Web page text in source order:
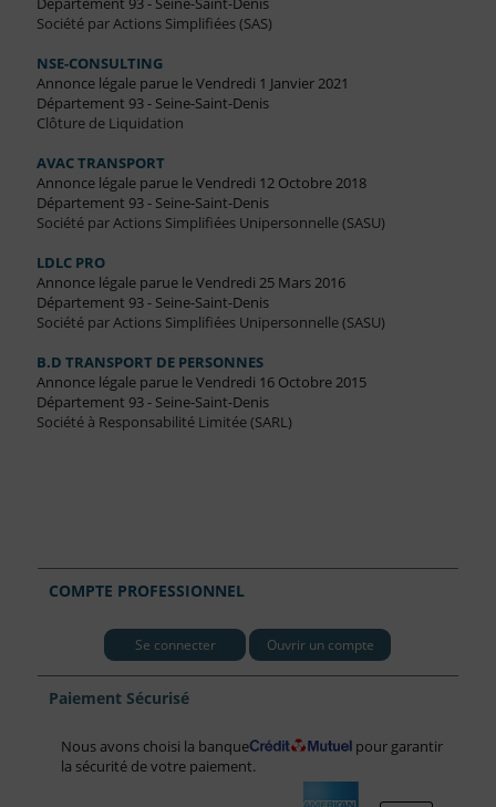
Société par Actions Simplifiées (SAS)
NSE-CONSULTING
Annonce légale parue le Vendredi 1 Janvier 2021
Département 93 - Seine-Saint-Denis
Clôture de Liquidation
AVAC TRANSPORT
Annonce légale parue le Vendredi 12 Octobre 2018
Département 93 - Seine-Saint-Denis
Société par Actions Simplifiées Unipersonnelle (SASU)
LDLC PRO
Annonce légale parue le Vendredi 25 Mars 2016
Département 93 - Seine-Saint-Denis
Société par Actions Simplifiées Unipersonnelle (SASU)
B.D TRANSPORT DE PERSONNES
Annonce légale parue le Vendredi 16 Octobre 2015
Département 93 - Seine-Saint-Denis
Société à Responsabilité Limitée (SARL)
COMPTE PROFESSIONNEL
Se connecter Ouvrir un compte
Paiement Sécurisé
Nous avons choisi la banque
pour garantir
la sécurité de votre paiement.